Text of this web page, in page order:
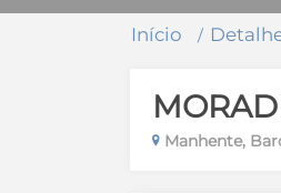
Início
Manhente,